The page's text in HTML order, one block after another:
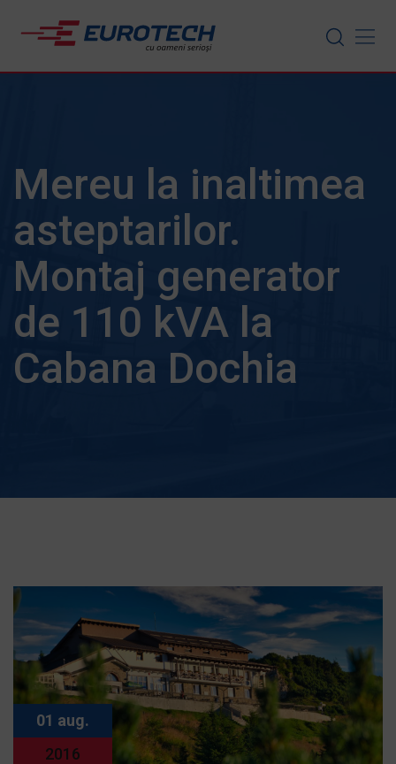
Mereu la inaltimea
asteptarilor.
Montaj generator
de 110 kVA la
Cabana Dochia
01 aug.
2016